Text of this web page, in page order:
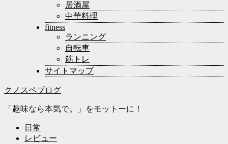
居酒屋
中華料理
fitness
ランニング
自転車
筋トレ
サイトマップ
クノスペブログ
「趣味なら本気で。」をモットーに！
日常
レビュー